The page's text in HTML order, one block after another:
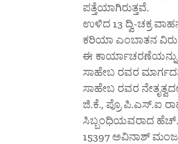
ಪತ್ತೆಯಾಗಿರುತ್ತವೆ.
ಉಳಿದ 13 ದ್ವಿ-ಚಕ್ರ
ಕರಿಯಾ ಎಂಬಾತನ
ಈ ಕಾರ್ಯಾಚರಣೆಯನ್ನು
ಸಾಹೇಬ ರವರ
ಸಾಹೇಬ ರವರ
ಜಿ.ಕೆ., ಪ್ರೊ ಪಿ.ಎಸ್.ಐ
ಸಿಬ್ಬಂಧಿಯವರಾದ ಹೆಚ್.ಸಿ
15397 ಅವಿನಾಶ್